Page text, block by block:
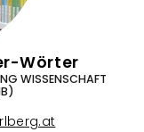
Wörter
WISSENSCHAFT